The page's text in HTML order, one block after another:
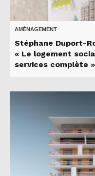
AMÉNAGEMENT
Stéphane Duport-
« Le logement
services complète »